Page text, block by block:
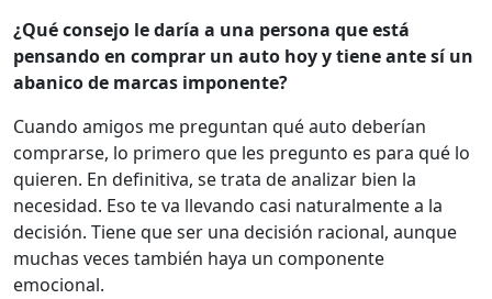
¿Qué consejo le daría a una persona que está
pensando en comprar un auto hoy y tiene ante sí un
abanico de marcas imponente?
Cuando amigos me preguntan qué auto deberían
comprarse, lo primero que les pregunto es para qué lo
quieren. En definitiva, se trata de analizar bien la
necesidad. Eso te va llevando casi naturalmente a la
decisión. Tiene que ser una decisión racional, aunque
muchas veces también haya un componente
emocional.